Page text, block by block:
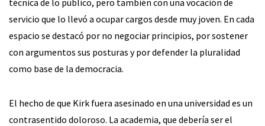
servicio que lo llevó a ocupar cargos desde muy joven. En cada
espacio se destacó por no negociar principios, por sostener
con argumentos sus posturas y por defender la pluralidad
como base de la democracia.
El hecho de que Kirk fuera asesinado en una universidad es un
contrasentido doloroso. La academia, que debería ser el